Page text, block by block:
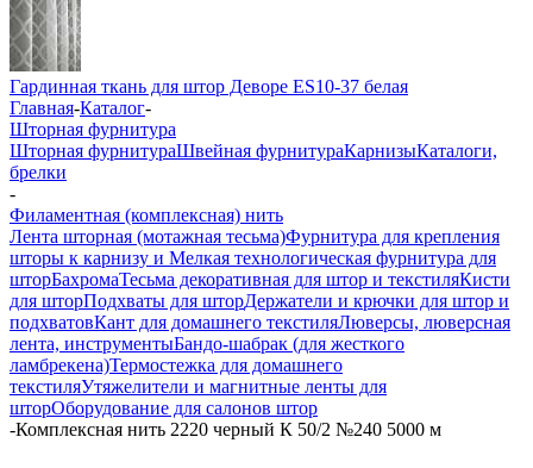
Гардинная ткань для штор Деворе ES10-37 белая
Главная-Каталог-
Шторная фурнитура
Шторная фурнитураШвейная фурнитураКарнизыКаталоги,
брелки
-
Филаментная (комплексная) нить
Лента шторная (мотажная тесьма)Фурнитура для крепления
шторы к карнизу и Мелкая технологическая фурнитура для
шторБахромаТесьма декоративная для штор и текстиляКисти
для шторПодхваты для шторДержатели и крючки для штор и
подхватовКант для домашнего текстиляЛюверсы, люверсная
лента, инструментыБандо-шабрак (для жесткого
ламбрекена)Термостежка для домашнего
текстиляУтяжелители и магнитные ленты для
шторОборудование для салонов штор
-Комплексная нить 2220 черный К 50/2 №240 5000 м